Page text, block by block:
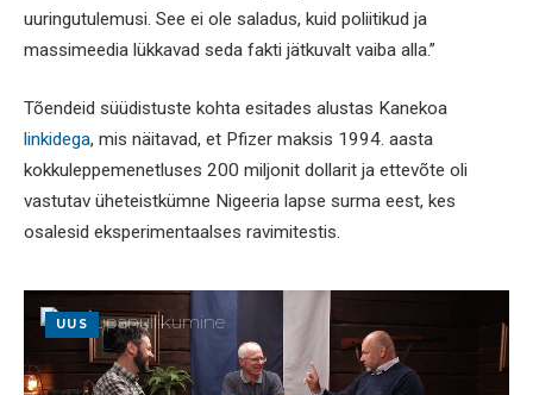
uuringutulemusi. See ei ole saladus, kuid poliitikud ja
massimeedia lükkavad seda fakti jätkuvalt vaiba alla.”
Tõendeid süüdistuste kohta esitades alustas Kanekoa
linkidega, mis näitavad, et Pfizer maksis 1994. aasta
kokkuleppemenetluses 200 miljonit dollarit ja ettevõte oli
vastutav üheteistkümne Nigeeria lapse surma eest, kes
osalesid eksperimentaalses ravimitestis.
UUS